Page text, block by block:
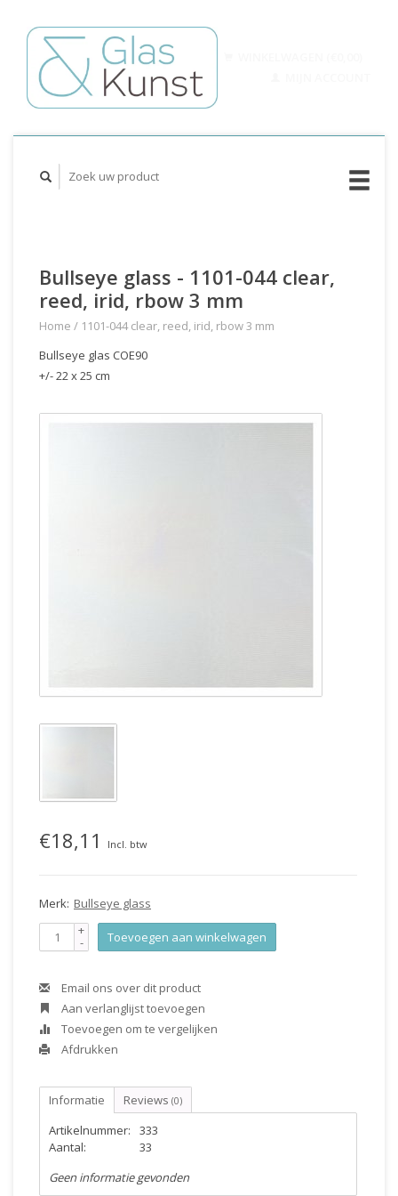
Bullseye glass - 1101-044 clear,
reed, irid, rbow 3 mm
Home / 1101-044 clear, reed, irid, rbow 3 mm
Bullseye glas COE90
+/- 22 x 25 cm
€18,11 Incl. btw
Merk: Bullseye glass
+
- Toevoegen aan winkelwagen
Email ons over dit product
Aan verlanglijst toevoegen
Toevoegen om te vergelijken
Afdrukken
Informatie Reviews (0)
Artikelnummer:
333
Aantal:
33
Geen informatie gevonden